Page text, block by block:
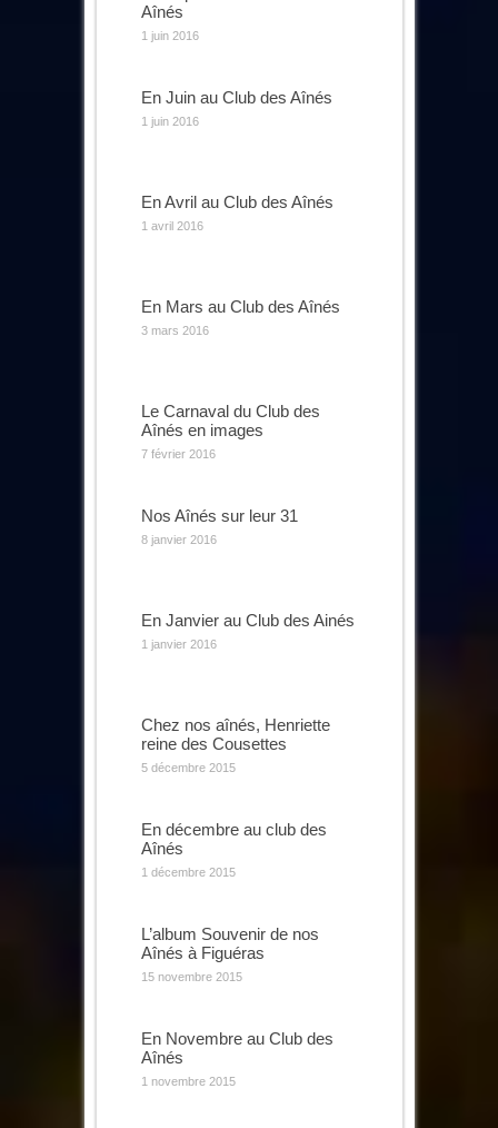
Aînés
1 juin 2016
En Juin au Club des Aînés
1 juin 2016
En Avril au Club des Aînés
1 avril 2016
En Mars au Club des Aînés
3 mars 2016
Le Carnaval du Club des
Aînés en images
7 février 2016
Nos Aînés sur leur 31
8 janvier 2016
En Janvier au Club des Ainés
1 janvier 2016
Chez nos aînés, Henriette
reine des Cousettes
5 décembre 2015
En décembre au club des
Aînés
1 décembre 2015
L’album Souvenir de nos
Aînés à Figuéras
15 novembre 2015
En Novembre au Club des
Aînés
1 novembre 2015